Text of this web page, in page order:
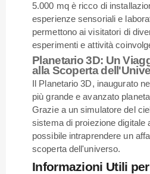
5.000 mq è ricco di
esperienze sensoriali e
permettono ai visitatori di
esperimenti e attività
Planetario 3D: Un
alla Scoperta
Il Planetario 3D, inaugurato
più grande e avanzato
Grazie a un simulatore del
sistema di proiezione digitale
possibile intraprendere un
scoperta dell'universo.
Informazioni Utili